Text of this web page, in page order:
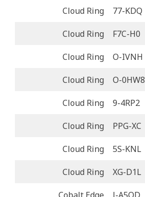
Cloud Ring 77-KDQ
Cloud Ring F7C-H0
Cloud Ring O-IVNH
Cloud Ring O-0HW8
Cloud Ring 9-4RP2
Cloud Ring PPG-XC
Cloud Ring 5S-KNL
Cloud Ring XG-D1L